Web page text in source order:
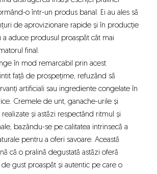
o într-un produs banal. Ei au ales să
de aprovizionare rapide și în producție
a aduce produsul proaspăt cât mai
final.
în mod remarcabil prin acest
față de prospețime, refuzând să
artificiali sau ingrediente congelate în
Cremele de unt, ganache-urile și
și astăzi respectând ritmul și
bazându-se pe calitatea intrinsecă a
pentru a oferi savoare. Această
că o pralină degustată astăzi oferă
gust proaspăt și autentic pe care o